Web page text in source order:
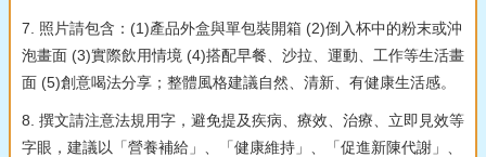
7. 照片請包含：(1)產品外盒與單包裝開箱 (2)倒入杯中的粉末或沖
泡畫面 (3)實際飲用情境 (4)搭配早餐、沙拉、運動、工作等生活畫
面 (5)創意喝法分享；整體風格建議自然、清新、有健康生活感。
8. 撰文請注意法規用字，避免提及疾病、療效、治療、立即見效等
字眼，建議以「營養補給」、「健康維持」、「促進新陳代謝」、